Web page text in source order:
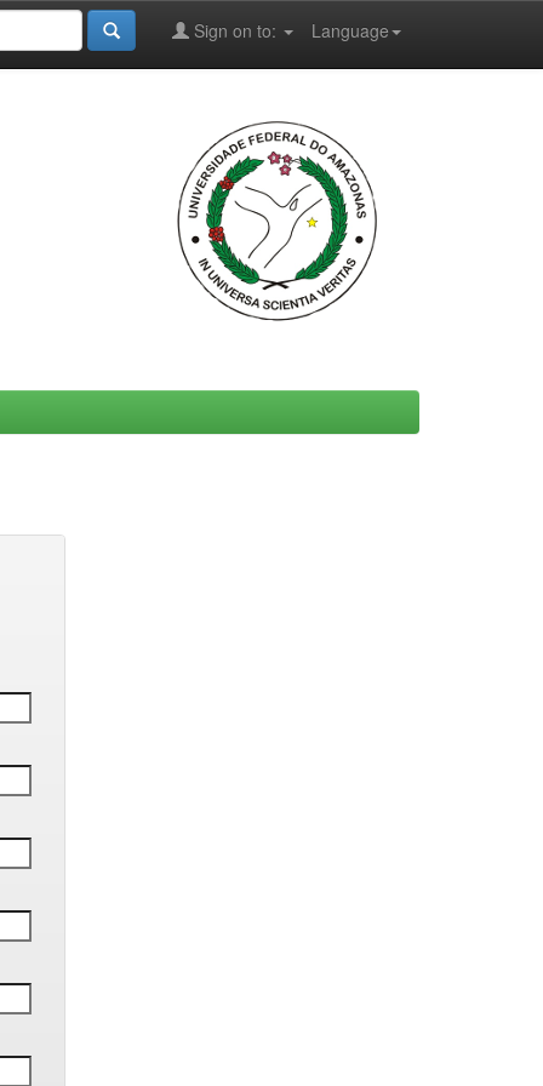
Language
Sign on to: